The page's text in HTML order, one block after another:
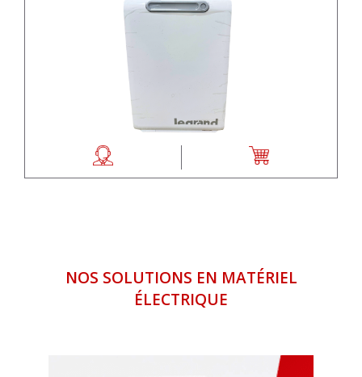
NOS SOLUTIONS EN MATÉRIEL
ÉLECTRIQUE